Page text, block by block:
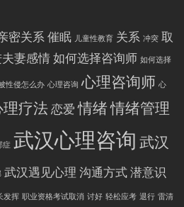
密关系催眠 儿童性教育 关系 冲突 取
妻感情如何选择咨询师 如何选择
性侵怎么办 心理咨询 心理咨询师 心
疗法恋爱 情绪情绪管理
症 武汉心理咨询 武汉
武汉遇见心理 沟通方式潜意识
发挥 职业资格考试取消 讨好 轻松应考 退行 雷清